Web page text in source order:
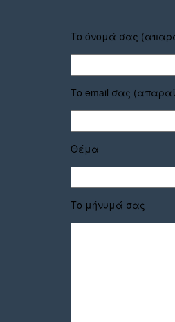
Το όνομά σας
Το email σας
Θέμα
Το μήνυμά σας